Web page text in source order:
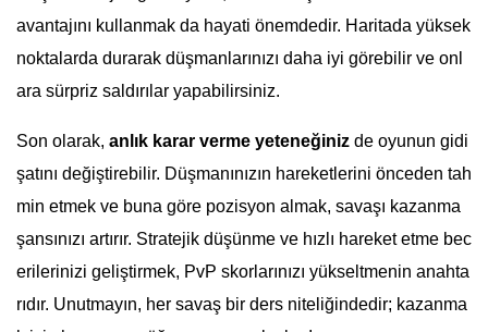
avantajını kullanmak da hayati önemdedir. Haritada yüksek
noktalarda durarak düşmanlarınızı daha iyi görebilir ve onl
ara sürpriz saldırılar yapabilirsiniz.
Son olarak, anlık karar verme yeteneğiniz de oyunun gidi
şatını değiştirebilir. Düşmanınızın hareketlerini önceden tah
min etmek ve buna göre pozisyon almak, savaşı kazanma
şansınızı artırır. Stratejik düşünme ve hızlı hareket etme bec
erilerinizi geliştirmek, PvP skorlarınızı yükseltmenin anahta
rıdır. Unutmayın, her savaş bir ders niteliğindedir; kazanma